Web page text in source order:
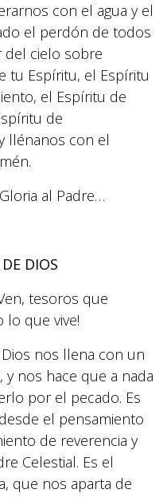
con el agua y el
el perdón de todos
del cielo sobre
tu Espíritu, el Espíritu
el Espíritu de
de
llénanos con el
al Padre…
DIOS
tesoros que
lo que vive!
nos llena con un
nos hace que a nada
por el pecado. Es
el pensamiento
de reverencia y
Celestial. Es el
que nos aparta de